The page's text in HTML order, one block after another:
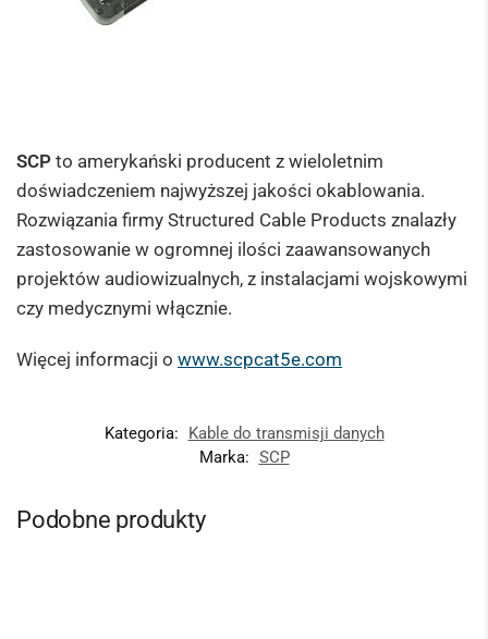
SCP to amerykański producent z wieloletnim
doświadczeniem najwyższej jakości okablowania.
Rozwiązania firmy Structured Cable Products znalazły
zastosowanie w ogromnej ilości zaawansowanych
projektów audiowizualnych, z instalacjami wojskowymi
czy medycznymi włącznie.
Więcej informacji o www.scpcat5e.com
Kategoria:
Kable do transmisji danych
Marka: SCP
Podobne produkty